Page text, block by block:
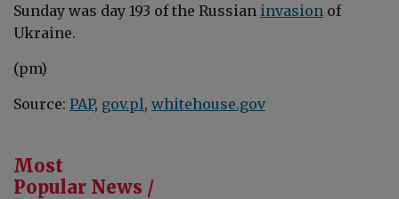
Sunday was day 193 of the Russian invasion of
Ukraine.
(pm)
Source: PAP, gov.pl, whitehouse.gov
Most
Popular News /